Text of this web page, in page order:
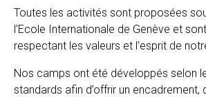
Toutes les activités sont proposées
l’Ecole Internationale de Genève et
respectant les valeurs et l’esprit de
Nos camps ont été développés selon
standards afin d’offrir un encadrement,